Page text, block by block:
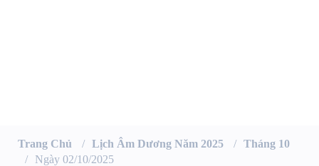
Trang Chủ Lịch Âm Dương Năm 2025
Tháng 10
Ngày 02/10/2025